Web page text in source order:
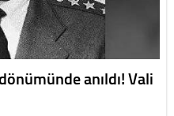
anıldı! Vali